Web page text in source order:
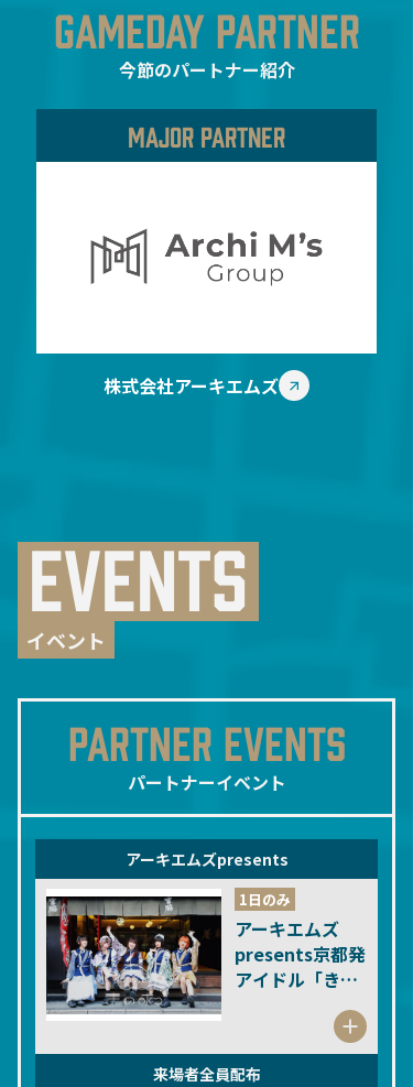
GAMEDAY PARTNER
今節のパートナー紹介
MAJOR PARTNER
株式会社アーキエムズ
EVENTS
イベント
PARTNER EVENTS
パートナーイベント
アーキエムズpresents
1日のみ
アーキエムズ
presents京都発
アイドル「きの
ホ。」と自転車
クイズに挑戦し
よう！
来場者全員配布